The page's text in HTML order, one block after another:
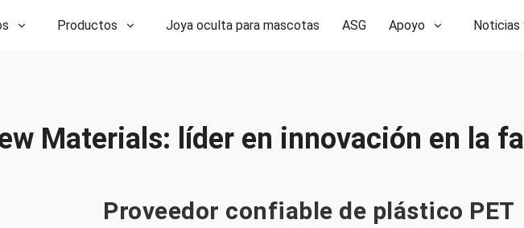
Productos Joya oculta para mascotas ASG Apoyo Noticias
Materials: líder en innovación en la
Proveedor confiable de plástico PET